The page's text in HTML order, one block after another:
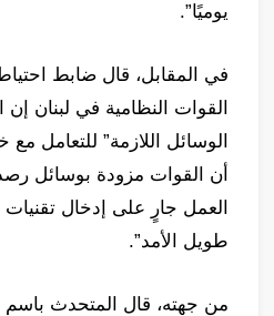
يوميًا”.
في المقابل، قال ضابط
القوات النظامية في لبنان
الوسائل اللازمة” للتعامل
أن القوات مزودة بوسائل
العمل جارٍ على إدخال
طويل الأمد”.
من جهته، قال المتحدث باسم